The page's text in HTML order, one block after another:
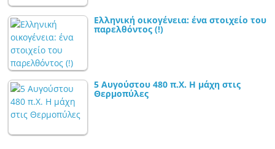
Ελληνική οικογένεια: ένα στοιχείο του
παρελθόντος (!)
5 Αυγούστου 480 π.Χ. Η μάχη στις
Θερμοπύλες